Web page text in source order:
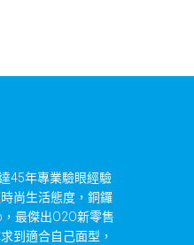
45年專業驗眼經驗
尚生活態度，銅鑼
最傑出O2O新零售
到適合自己面型，